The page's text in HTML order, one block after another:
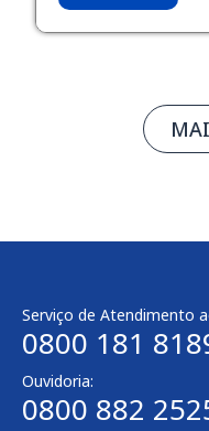
Serviço de Atendimento
0800 181
Ouvidoria:
0800 882